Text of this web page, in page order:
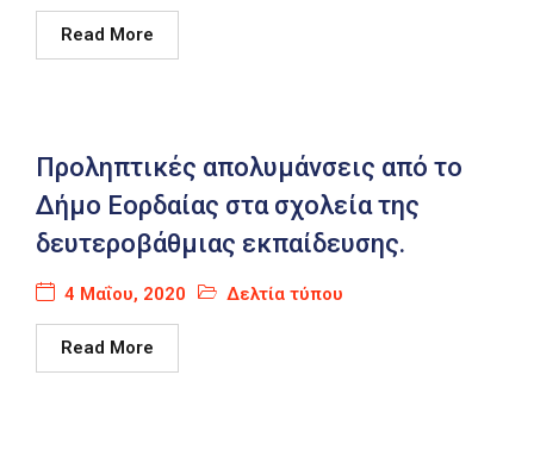
Αποφάσεις
Read More
Προληπτικές απολυμάνσεις από το
Δήμο Εορδαίας στα σχολεία της
δευτεροβάθμιας εκπαίδευσης.
4 Μαΐου, 2020 Δελτία τύπου
Read More